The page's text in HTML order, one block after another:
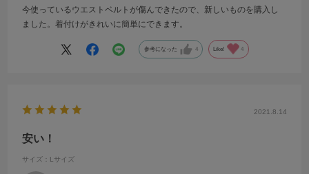
今使っているウエストベルトが傷んできたので、新しいものを購入し
ました。着付けがきれいに簡単にできます。
参考になった 4 Like! 4
2021.8.14
安い！
サイズ：Lサイズ